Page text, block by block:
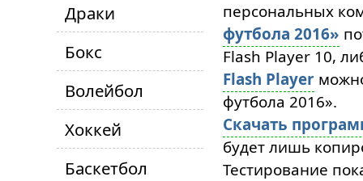
Драки
Бокс
Волейбол
Хоккей
Баскетбол
персональных
футбола 2016»
Flash Player 10,
Flash Player
футбола 2016».
Скачать
будет лишь
Тестирование